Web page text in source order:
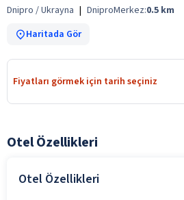
Dnipro / Ukrayna | DniproMerkez:0.5 km
Haritada Gör
Fiyatları görmek için tarih seçiniz
Otel Özellikleri
Otel Özellikleri